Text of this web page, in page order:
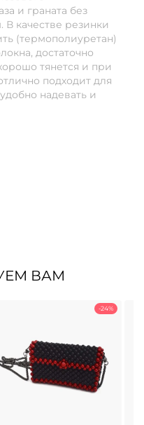
и граната без
качестве резинки
(термополиуретан)
достаточно
тянется и при
подходит для
надевать и
ВАМ
-24%